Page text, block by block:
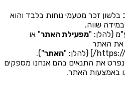
זכר מטעמי נוחות בלבד והוא
במידה שווה.
(להלן: "מפעילת האתר" או
את האתר
האתר").
את התנאים בהם אנחנו מספקים
באמצעות האתר.